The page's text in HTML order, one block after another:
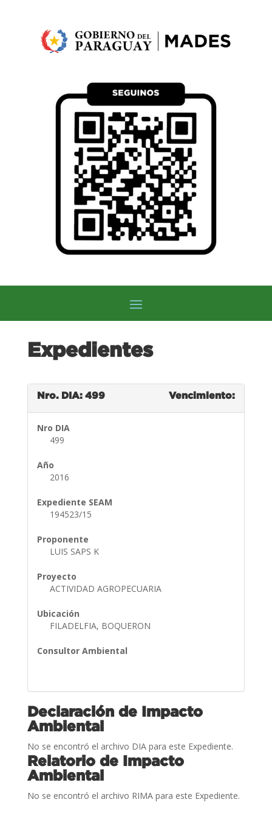
Expedientes
Nro. DIA: 499 Vencimiento:
Nro DIA
499
Año
2016
Expediente SEAM
194523/15
Proponente
LUIS SAPS K
Proyecto
ACTIVIDAD AGROPECUARIA
Ubicación
FILADELFIA, BOQUERON
Consultor Ambiental
Declaración de Impacto
Ambiental
No se encontró el archivo DIA para este Expediente.
Relatorio de Impacto
Ambiental
No se encontró el archivo RIMA para este Expediente.